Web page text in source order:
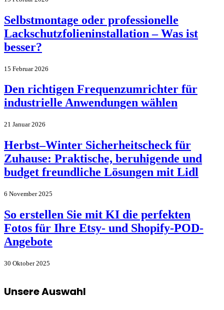
Selbstmontage oder professionelle
Lackschutzfolieninstallation – Was ist
besser?
15 Februar 2026
Den richtigen Frequenzumrichter für
industrielle Anwendungen wählen
21 Januar 2026
Herbst–Winter Sicherheitscheck für
Zuhause: Praktische, beruhigende und
budget freundliche Lösungen mit Lidl
6 November 2025
So erstellen Sie mit KI die perfekten
Fotos für Ihre Etsy- und Shopify-POD-
Angebote
30 Oktober 2025
Unsere Auswahl